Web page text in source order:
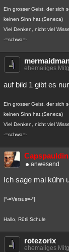
Ein grosser Geist, der sich
keinen Sinn hat.(Seneca)
Viel Denken, nicht viel
-=schwa=-
ehemaliges
auf bild 1 gibt es
Ein grosser Geist, der sich
keinen Sinn hat.(Seneca)
Viel Denken, nicht viel
-=schwa=-
Capspauldin
anwesend
Ich sage mal kühn
|°-=Versus=-°|
Hallo, Rütli Schule
rotezorix
ehemaliges